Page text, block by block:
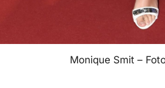
Monique Smit –